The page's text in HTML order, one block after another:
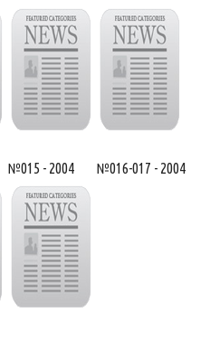
№015 - 2004 №016-017 - 2004